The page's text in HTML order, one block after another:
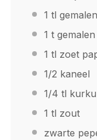
1 tl
1 t
1 tl zoet
1/2 kaneel
1/4 tl
1 tl zout
zwarte